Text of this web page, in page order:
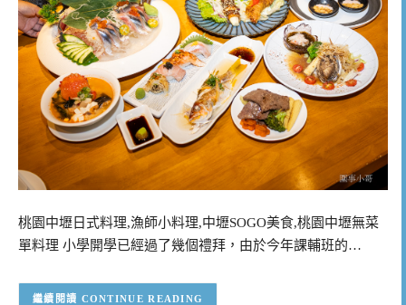
桃園中壢日式料理,漁師小料理,中壢SOGO美食,桃園中壢無菜
單料理 小學開學已經過了幾個禮拜，由於今年課輔班的…
CONTINUE READING